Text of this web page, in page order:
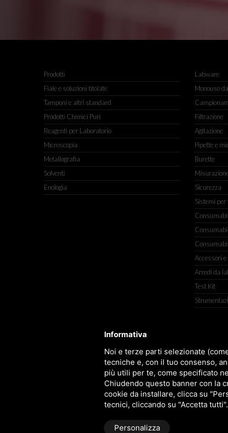
Prodotti
Fiale e soluzioni titolate
Tamponi e altri standard
Prodotti Chimici Puri
Reagenti per Laboratorio
Microscopia
Metallografia
Solventi
Enologia
Labware
Monouso
Filtrazione
Agitazione
Pipette e
Burette
Sicurezza
Sistemi per
Accessori
Arredi da
Test Kit
TITOLCHIMICA SPA - VIA
Informativa
Noi e terze parti selezionate
tecniche e, con il tuo consenso,
più utili per te, come specificato
Chiudendo questo banner con la
cookie da installare, clicca su
tecnici, cliccando su "Accetta
Personalizza